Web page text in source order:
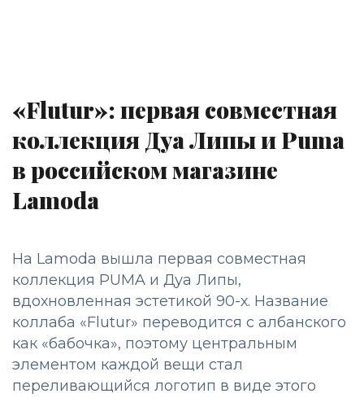
«Flutur»: первая совместная
коллекция Дуа Липы и Puma
в российском магазине
Lamoda
На Lamoda вышла первая совместная
коллекция PUMA и Дуа Липы,
вдохновленная эстетикой 90-х. Название
коллаба «Flutur» переводится с албанского
как «бабочка», поэтому центральным
элементом каждой вещи стал
переливающийся логотип в виде этого